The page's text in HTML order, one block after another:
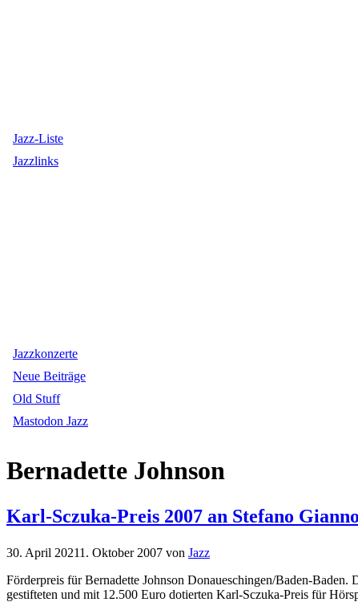
Jazz-Liste
Jazzlinks
Jazzkonzerte
Neue Beiträge
Old Stuff
Mastodon Jazz
Bernadette Johnson
Karl-Sczuka-Preis 2007 an Stefano
30. April 20211. Oktober 2007 von Jazz
Förderpreis für Bernadette Johnson Donaueschingen/Baden-
gestifteten und mit 12.500 Euro dotierten Karl-Sczuka-Preis für